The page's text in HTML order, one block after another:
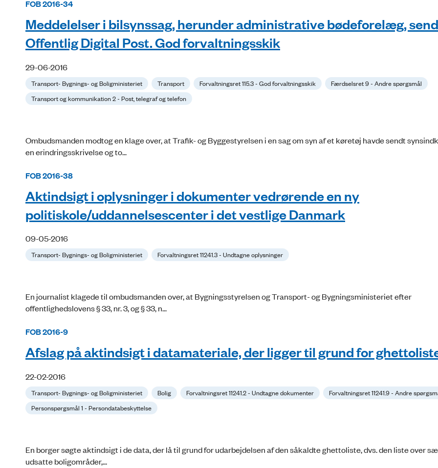
FOB 2016-34
Meddelelser i bilsynssag, herunder administrative bødeforelæg,
Offentlig Digital Post. God forvaltningsskik
29-06-2016
Transport- Bygnings- og Boligministeriet Transport Forvaltningsret 115.3 - God forvaltningsskik
Færdselsret 9 - Andre spørgsmål
Transport og kommunikation 2 - Post, telegraf og telefon
Ombudsmanden modtog en klage over, at Trafik- og Byggestyrelsen i en sag om syn af et køretøj havde sendt
en erindringsskrivelse og to...
FOB 2016-38
Aktindsigt i oplysninger i dokumenter vedrørende en ny
politiskole/uddannelsescenter i det vestlige Danmark
09-05-2016
Transport- Bygnings- og Boligministeriet Forvaltningsret 11241.3 - Undtagne oplysninger
En journalist klagede til ombudsmanden over, at Bygningsstyrelsen og Transport- og Bygningsministeriet efter
offentlighedslovens § 33, nr. 3, og § 33, n...
FOB 2016-9
Afslag på aktindsigt i datamateriale, der ligger til grund for
22-02-2016
Transport- Bygnings- og Boligministeriet Bolig Forvaltningsret 11241.2 - Undtagne dokumenter
Forvaltningsret 11241.9 - Andre
Personspørgsmål 1 - Persondatabeskyttelse
En borger søgte aktindsigt i de data, der lå til grund for udarbejdelsen af den såkaldte ghettoliste, dvs. den liste over
udsatte boligområder,...